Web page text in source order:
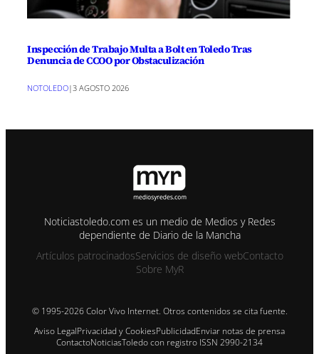
Inspección de Trabajo Multa a Bolt en Toledo Tras
Denuncia de CCOO por Obstaculización
NOTOLEDO|3 AGOSTO 2026
Noticiastoledo.com es un medio de Medios y Redes
dependiente de Diario de la Mancha
Artículos patrocinadosServicios de diseño webContacto
Sobre MyR
© 1995-2026 Color Vivo Internet. Otros contenidos se cita fuente.
Aviso LegalPrivacidad y CookiesPublicidadEnviar notas de prensa
ContactoNoticiasToledo con registro ISSN 2990-2134